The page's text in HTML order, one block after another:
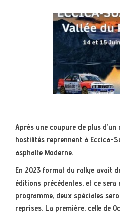
Après une coupure de plus
hostilités reprennent à Eccica-
asphalte Moderne.
En 2023 format du rallye avait
éditions précédentes, et ce sera
programme, deux spéciales
reprises. La première, celle de